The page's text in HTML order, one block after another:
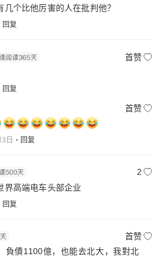
几个比他厉害的人在批判他？
回复
首赞
回复
首赞
日 回复
2
界高端电车头部企业
回复
首赞
負債1100億，也能去北大，我對北